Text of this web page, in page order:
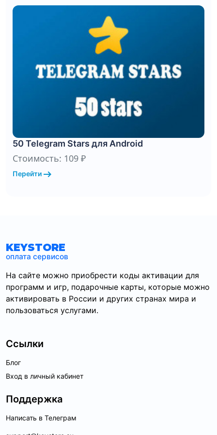
50 Telegram Stars для Android
Стоимость: 109 ₽
Перейти arrow_right_alt
KEYSTORE
оплата сервисов
На сайте можно приобрести коды активации для
программ и игр, подарочные карты, которые можно
активировать в России и других странах мира и
пользоваться услугами.
Ссылки
Блог
Вход в личный кабинет
Поддержка
Написать в Телеграм